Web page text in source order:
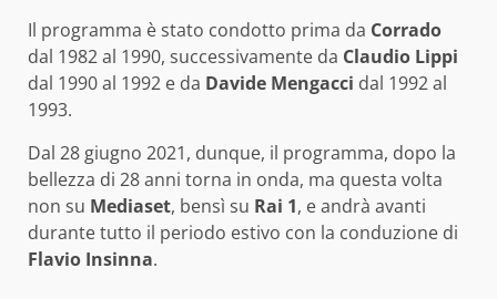
Il programma è stato condotto prima da Corrado
dal 1982 al 1990, successivamente da Claudio Lippi
dal 1990 al 1992 e da Davide Mengacci dal 1992 al
1993.
Dal 28 giugno 2021, dunque, il programma, dopo la
bellezza di 28 anni torna in onda, ma questa volta
non su Mediaset, bensì su Rai 1, e andrà avanti
durante tutto il periodo estivo con la conduzione di
Flavio Insinna.